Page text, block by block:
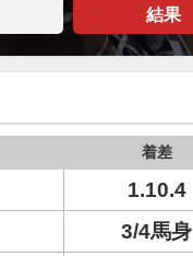
結果
着差
1.10.4
3/4馬身